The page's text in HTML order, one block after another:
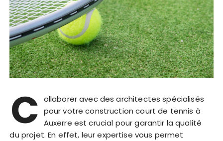
C ollaborer avec des architectes spécialisés
pour votre construction court de tennis à
Auxerre est crucial pour garantir la qualité
du projet. En effet, leur expertise vous permet